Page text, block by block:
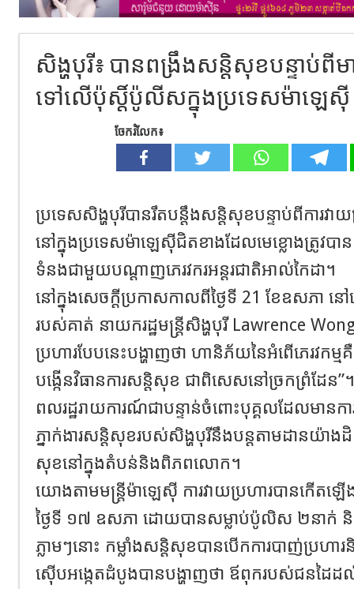
សិង្ហបុរី៖ បានពង្រឹងសន្តិសុខបន្ទាប់ពីម
ទៅលើប៉ុស្តិ៍ប៉ូលីសក្នុងប្រទេសម៉ាឡេស៊ី
ចែករំលែក៖
ប្រទេសសិង្ហបុរីបានរឹតបន្តឹងសន្តិសុខបន្ទាប់ពីការ
នៅក្នុងប្រទេសម៉ាឡេស៊ីជិតខាងដែលមេខ្លោងត្រូវប
ទំនងជាមួយបណ្តាញភេរវករអន្តរជាតិអាល់កៃដា។
នៅក្នុងសេចក្តីប្រកាសកាលពីថ្ងៃទី 21 ខែឧសភា
របស់គាត់ នាយករដ្ឋមន្ត្រីសិង្ហបុរី Lawrence
ប្រហារបែបនេះបង្ហាញថា ហានិភ័យនៃអំពើភេរវក
បង្កើនវិធានការសន្តិសុខ ជាពិសេសនៅច្រកព្រំដែន
ពលរដ្ឋរាយការណ៍ជាបន្ទាន់ចំពោះបុគ្គលដែលមានក
ភ្នាក់ងារសន្តិសុខរបស់សិង្ហបុរីនឹងបន្តតាមដានយ៉ាង
សុខនៅក្នុងតំបន់និងពិភពលោក។
យោងតាមមន្ត្រីម៉ាឡេស៊ី ការវាយប្រហារបានកើតឡ
ថ្ងៃទី ១៧ ឧសភា ដោយបានសម្លាប់ប៉ូលិស ២នាក់
ភ្លាមៗនោះ កម្លាំងសន្តិសុខបានបើកការបាញ់ប្រហ
ស៊ើបអង្កេតដំបូងបានបង្ហាញថា ឪពុករបស់ជនដៃដ